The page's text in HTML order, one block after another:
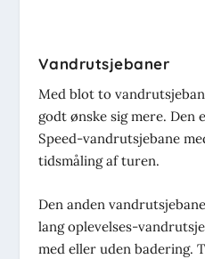
Vandrutsjebaner
Med blot to
godt ønske sig mere. Den
Speed-vandrutsjebane
tidsmåling af turen.
Den anden
lang oplevelses-
med eller uden badering.